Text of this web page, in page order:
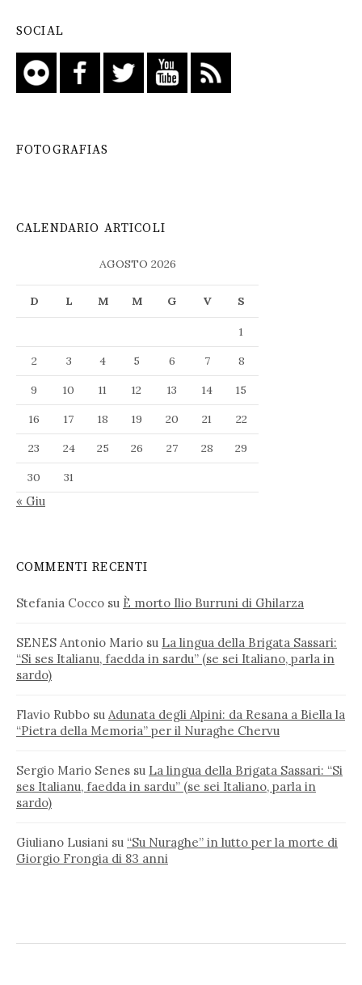
SOCIAL
FOTOGRAFIAS
CALENDARIO ARTICOLI
AGOSTO 2026
D L M M G V S
1
2
3 4 5 6 7
8
9
10 11 12 13 14
15
16
17 18 19 20 21
22
23
24 25 26 27 28
29
30
31
« Giu
COMMENTI RECENTI
Stefania Cocco su È morto Ilio Burruni di Ghilarza
SENES Antonio Mario su La lingua della Brigata Sassari:
“Si ses Italianu, faedda in sardu” (se sei Italiano, parla in
sardo)
Flavio Rubbo su Adunata degli Alpini: da Resana a Biella la
“Pietra della Memoria” per il Nuraghe Chervu
Sergio Mario Senes su La lingua della Brigata Sassari: “Si
ses Italianu, faedda in sardu” (se sei Italiano, parla in
sardo)
Giuliano Lusiani su “Su Nuraghe” in lutto per la morte di
Giorgio Frongia di 83 anni